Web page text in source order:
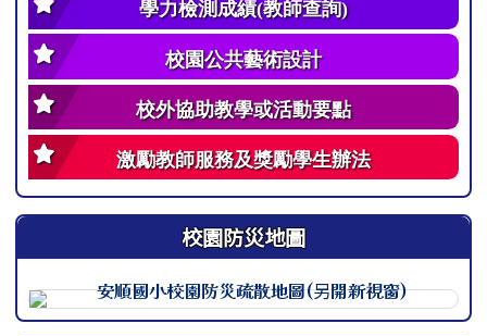
學力檢測成績(教師查詢)
校園公共藝術設計
校外協助教學或活動要點
激勵教師服務及獎勵學生辦法
校園防災地圖
此圖為安順國小校園防災地圖（地震），呈現校園整體配